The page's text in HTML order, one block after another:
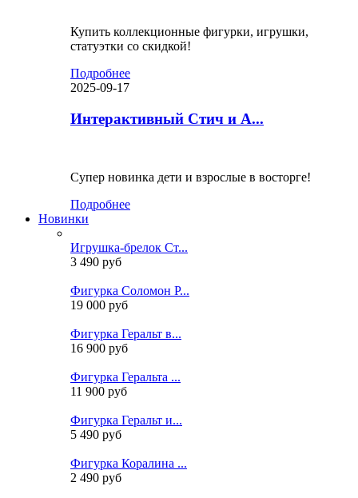
Купить коллекционные фигурки, игрушки,
статуэтки со скидкой!
Подробнее
2025-09-17
Интерактивный Стич и А...
Супер новинка дети и взрослые в восторге!
Подробнее
Новинки
Игрушка-брелок Ст...
3 490 руб
Фигурка Соломон Р...
19 000 руб
Фигурка Геральт в...
16 900 руб
Фигурка Геральта ...
11 900 руб
Фигурка Геральт и...
5 490 руб
Фигурка Коралина ...
2 490 руб